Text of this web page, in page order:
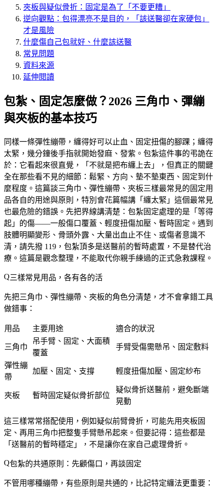
夾板與疑似骨折：固定是為了「不要更糟」
逆向觀點：包得漂亮不是目的，「該送醫卻在家硬包」
才是風險
什麼傷自己包就好、什麼該送醫
常見問題
資料來源
延伸閱讀
包紮、固定怎麼做？2026 三角巾、彈繃
與夾板的基本技巧
同樣一條彈性繃帶，纏得好可以止血、固定扭傷的腳踝；纏得
太緊，幾分鐘後手指就開始發麻、發紫。包紮這件事的弔詭在
於：它看起來很直覺，「不就是把布纏上去」，但真正的關鍵
全在那些看不見的細節：鬆緊、方向、墊不墊東西、固定到什
麼程度。這篇談三角巾、彈性繃帶、夾板三樣最常見的固定用
品各自的用途與原則，特別會花篇幅講「纏太緊」這個最常見
也最危險的錯誤。先把界線講清楚：包紮固定處理的是「等得
起」的傷——一般傷口覆蓋、輕度扭傷加壓、暫時固定。 遇到
肢體明顯變形、骨頭外露、大量出血止不住、或傷者意識不
清，請先撥 119 ，包紮頂多是送醫前的暫時處置，不是替代治
療。這篇是觀念整理，不能取代你親手練過的正式急救課程。
三樣常見用品，各有各的活
先把三角巾、彈性繃帶、夾板的角色分清楚，才不會拿錯工具
做錯事：
用品 主要用途 適合的狀況
三角巾
吊手臂、固定、大面積
覆蓋
手臂受傷需懸吊、固定敷料
彈性繃
帶
加壓、固定、支撐 輕度扭傷加壓、固定紗布
夾板 暫時固定疑似骨折部位
疑似骨折送醫前，避免斷端
晃動
這三樣常常搭配使用，例如疑似前臂骨折，可能先用夾板固
定、再用三角巾把整隻手臂懸吊起來。但要記得： 這些都是
「送醫前的暫時穩定」，不是讓你在家自己處理骨折 。
包紮的共通原則：先顧傷口，再談固定
不管用哪種繃帶，有些原則是共通的，比記特定纏法更重要：